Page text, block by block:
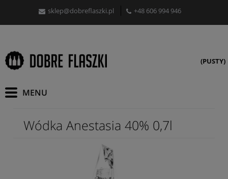
sklep@dobreflaszki.pl +48 606 994 946
(PUSTY)
Wódka Anestasia 40% 0,7l